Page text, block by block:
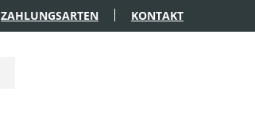
ZAHLUNGSARTEN KONTAKT